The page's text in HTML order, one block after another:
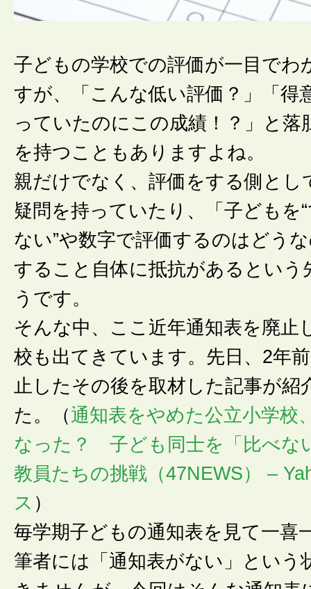
子どもの学校での評価が一目でわ
すが、「こんな低い評価？」「得
っていたのにこの成績！？」と落
を持つこともありますよね。
親だけでなく、評価をする側とし
疑問を持っていたり、「子どもを“
ない”や数字で評価するのはどう
すること自体に抵抗があるという
うです。
そんな中、ここ近年通知表を廃止
校も出てきています。先日、2年
止したその後を取材した記事が紹
た。（通知表をやめた公立小学校
なった？ 子ども同士を「比べな
教員たちの挑戦（47NEWS） –
ス ）
毎学期子どもの通知表を見て一喜
筆者には「通知表がない」という